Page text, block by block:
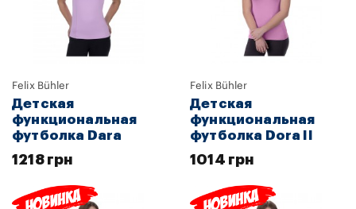
Felix Bühler
Детская
функциональная
футболка Dara
1218 грн
Felix Bühler
Детская
функциональная
футболка Dora II
1014 грн